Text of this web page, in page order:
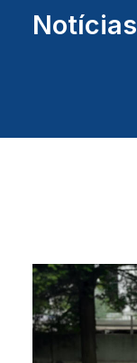
Notícias